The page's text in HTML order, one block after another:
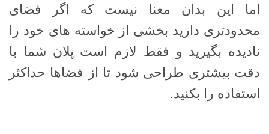
اما این بدان معنا نیست که اگر فضای
محدودتری دارید بخشی از خواسته های خود را
نادیده بگیرید و فقط لازم است پلان شما با
دقت بیشتری طراحی شود تا از فضاها حداکثر
استفاده را بکنید.